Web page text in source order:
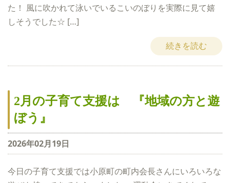
た！ 風に吹かれて泳いでいるこいのぼりを実際に見て嬉
しそうでした☆ […]
続きを読む
2月の子育て支援は 『地域の方と遊
ぼう』
2026年02月19日
今日の子育て支援では小原町の町内会長さんにいろいろな